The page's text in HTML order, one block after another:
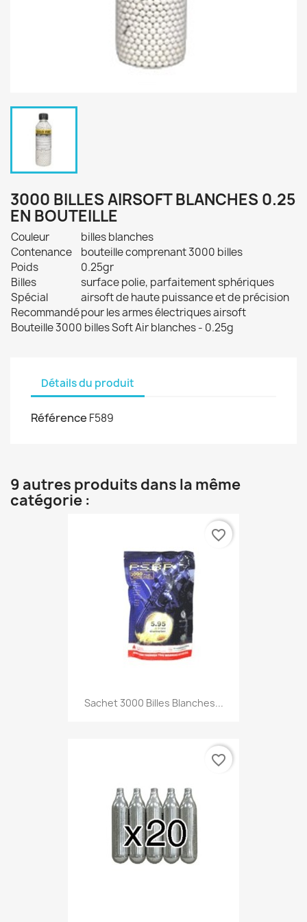
3000 BILLES AIRSOFT BLANCHES 0.25
EN BOUTEILLE
Couleur
billes blanches
Contenance
bouteille comprenant 3000 billes
Poids
0.25gr
Billes
surface polie, parfaitement sphériques
Spécial
airsoft de haute puissance et de précision
Recommandépour les armes électriques airsoft
Bouteille 3000 billes Soft Air blanches - 0.25g
Détails du produit
Référence F589
9 autres produits dans la même
catégorie :
Aperçu rapide
Sachet 3000 Billes Blanches...
favorite_border
favorite_border